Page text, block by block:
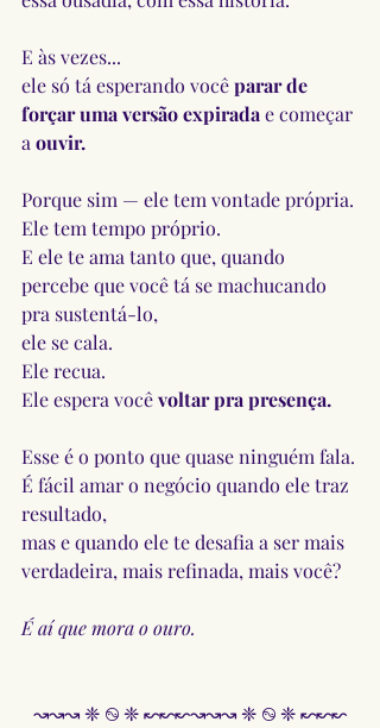
E às vezes...
ele só tá esperando você parar de
forçar uma versão expirada e começar
a ouvir.
Porque sim — ele tem vontade própria.
Ele tem tempo próprio.
E ele te ama tanto que, quando
percebe que você tá se machucando
pra sustentá-lo,
ele se cala.
Ele recua.
Ele espera você voltar pra presença.
Esse é o ponto que quase ninguém fala.
É fácil amar o negócio quando ele traz
resultado,
mas e quando ele te desafia a ser mais
verdadeira, mais refinada, mais você?
É aí que mora o ouro.
↝↝↝ ❈ ࿊ ❈ ↜↜↜↝↝↝ ❈ ࿊ ❈ ↜↜↜